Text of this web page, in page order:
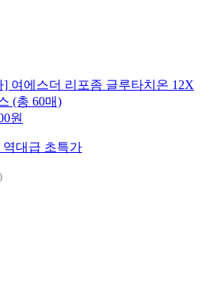
] 여에스더 리포좀 글루타치온 12X
(총 60매)
원
대급 초특가